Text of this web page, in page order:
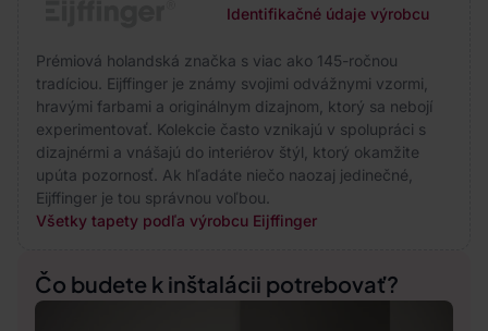
Identifikačné údaje výrobcu
Prémiová holandská značka s viac ako 145-ročnou
tradíciou. Eijffinger je známy svojimi odvážnymi vzormi,
hravými farbami a originálnym dizajnom, ktorý sa nebojí
experimentovať. Kolekcie často vznikajú v spolupráci s
dizajnérmi a vnášajú do interiérov štýl, ktorý okamžite
upúta pozornosť. Ak hľadáte niečo naozaj jedinečné,
Eijffinger je tou správnou voľbou.
Všetky tapety podľa výrobcu Eijffinger
Čo budete k inštalácii potrebovať?